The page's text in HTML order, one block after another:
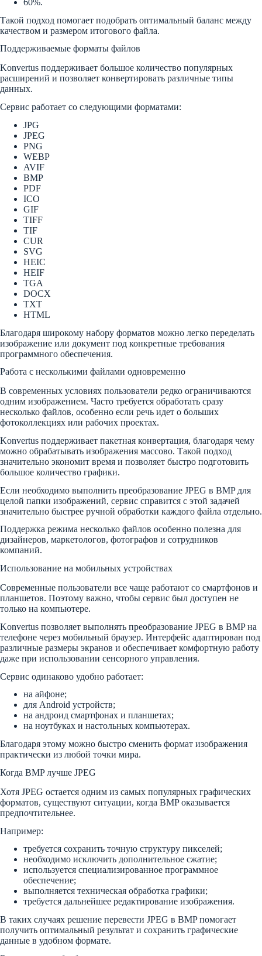
Такой подход помогает подобрать оптимальный баланс между
качеством и размером итогового файла.
Поддерживаемые форматы файлов
Konvertus поддерживает большое количество популярных
расширений и позволяет конвертировать различные типы
данных.
Сервис работает со следующими форматами:
JPG
JPEG
PNG
WEBP
AVIF
BMP
PDF
ICO
GIF
TIFF
TIF
CUR
SVG
HEIC
HEIF
TGA
DOCX
TXT
HTML
Благодаря широкому набору форматов можно легко переделать
изображение или документ под конкретные требования
программного обеспечения.
Работа с несколькими файлами одновременно
В современных условиях пользователи редко ограничиваются
одним изображением. Часто требуется обработать сразу
несколько файлов, особенно если речь идет о больших
фотоколлекциях или рабочих проектах.
Konvertus поддерживает пакетная конвертация, благодаря чему
можно обрабатывать изображения массово. Такой подход
значительно экономит время и позволяет быстро подготовить
большое количество графики.
Если необходимо выполнить преобразование JPEG в BMP для
целой папки изображений, сервис справится с этой задачей
значительно быстрее ручной обработки каждого файла отдельно.
Поддержка режима несколько файлов особенно полезна для
дизайнеров, маркетологов, фотографов и сотрудников
компаний.
Использование на мобильных устройствах
Современные пользователи все чаще работают со смартфонов и
планшетов. Поэтому важно, чтобы сервис был доступен не
только на компьютере.
Konvertus позволяет выполнять преобразование JPEG в BMP на
телефоне через мобильный браузер. Интерфейс адаптирован под
различные размеры экранов и обеспечивает комфортную работу
даже при использовании сенсорного управления.
Сервис одинаково удобно работает:
на айфоне;
для Android устройств;
на андроид смартфонах и планшетах;
на ноутбуках и настольных компьютерах.
Благодаря этому можно быстро сменить формат изображения
практически из любой точки мира.
Когда BMP лучше JPEG
Хотя JPEG остается одним из самых популярных графических
форматов, существуют ситуации, когда BMP оказывается
предпочтительнее.
Например:
требуется сохранить точную структуру пикселей;
необходимо исключить дополнительное сжатие;
используется специализированное программное
обеспечение;
выполняется техническая обработка графики;
требуется дальнейшее редактирование изображения.
В таких случаях решение перевести JPEG в BMP помогает
получить оптимальный результат и сохранить графические
данные в удобном формате.